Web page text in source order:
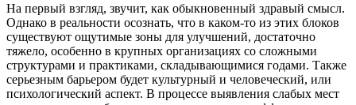
На первый взгляд, звучит, как обыкновенный здравый смысл.
Однако в реальности осознать, что в каком-то из этих блоков
существуют ощутимые зоны для улучшений, достаточно
тяжело, особенно в крупных организациях со сложными
структурами и практиками, складывающимися годами. Также
серьезным барьером будет культурный и человеческий, или
психологический аспект. В процессе выявления слабых мест